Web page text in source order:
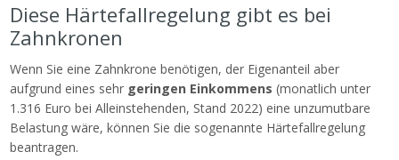
Diese Härtefallregelung gibt es bei
Zahnkronen
Wenn Sie eine Zahnkrone benötigen, der Eigenanteil aber
aufgrund eines sehr geringen Einkommens (monatlich unter
1.316 Euro bei Alleinstehenden, Stand 2022) eine unzumutbare
Belastung wäre, können Sie die sogenannte Härtefallregelung
beantragen.